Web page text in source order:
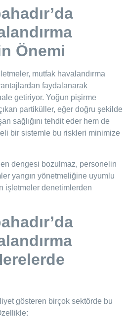
Önemi
mutfak havalandırma
faydalanarak
getiriyor. Yoğun pişirme
partiküller, eğer doğru şekilde
sağlığını tehdit eder hem de
bir sistemle bu riskleri minimize
dengesi bozulmaz, personelin
yangın yönetmeliğine uyumlu
işletmeler denetimlerden
gösteren birçok sektörde bu